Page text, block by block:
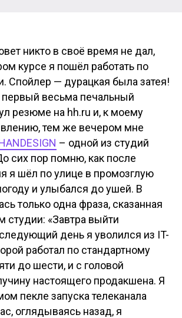
никто в своё время не дал,
курсе я пошёл работать по
Спойлер — дурацкая была затея!
первый весьма печальный
резюме на hh.ru и, к моему
тем же вечером мне
– одной из студий
сих пор помню, как после
я шёл по улице в промозглую
и улыбался до ушей. В
только одна фраза, сказанная
студии: «Завтра выйти
день я уволился из IT-
работал по стандартному
до шести, и с головой
настоящего продакшена. Я
пекле запуска телеканала
оглядываясь назад, я